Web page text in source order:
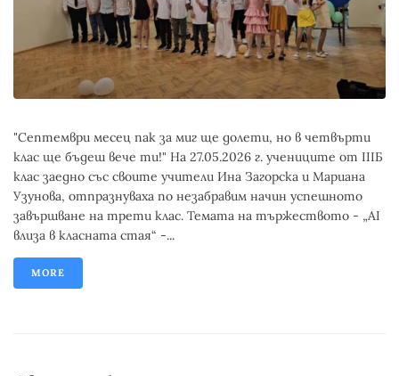
"Септември месец пак за миг ще долети, но в четвърти
клас ще бъдеш вече ти!" На 27.05.2026 г. учениците от IIIБ
клас заедно със своите учители Ина Загорска и Мариана
Узунова, отпразнуваха по незабравим начин успешното
завършване на трети клас. Темата на тържеството - „AI
влиза в класната стая“ -...
MORE